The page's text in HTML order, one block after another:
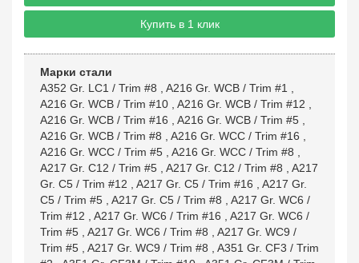
Купить в 1 клик
Марки стали
A352 Gr. LC1 / Trim #8
A216 Gr. WCB / Trim #1
A216 Gr. WCB / Trim #10
A216 Gr. WCB / Trim #12
A216 Gr. WCB / Trim #16
A216 Gr. WCB / Trim #5
A216 Gr. WCB / Trim #8
A216 Gr. WCC / Trim #16
A216 Gr. WCC / Trim #5
A216 Gr. WCC / Trim #8
A217 Gr. C12 / Trim #5
A217 Gr. C12 / Trim #8
A217
Gr. C5 / Trim #12
A217 Gr. C5 / Trim #16
A217 Gr.
C5 / Trim #5
A217 Gr. C5 / Trim #8
A217 Gr. WC6 /
Trim #12
A217 Gr. WC6 / Trim #16
A217 Gr. WC6 /
Trim #5
A217 Gr. WC6 / Trim #8
A217 Gr. WC9 /
Trim #5
A217 Gr. WC9 / Trim #8
A351 Gr. CF3 / Trim